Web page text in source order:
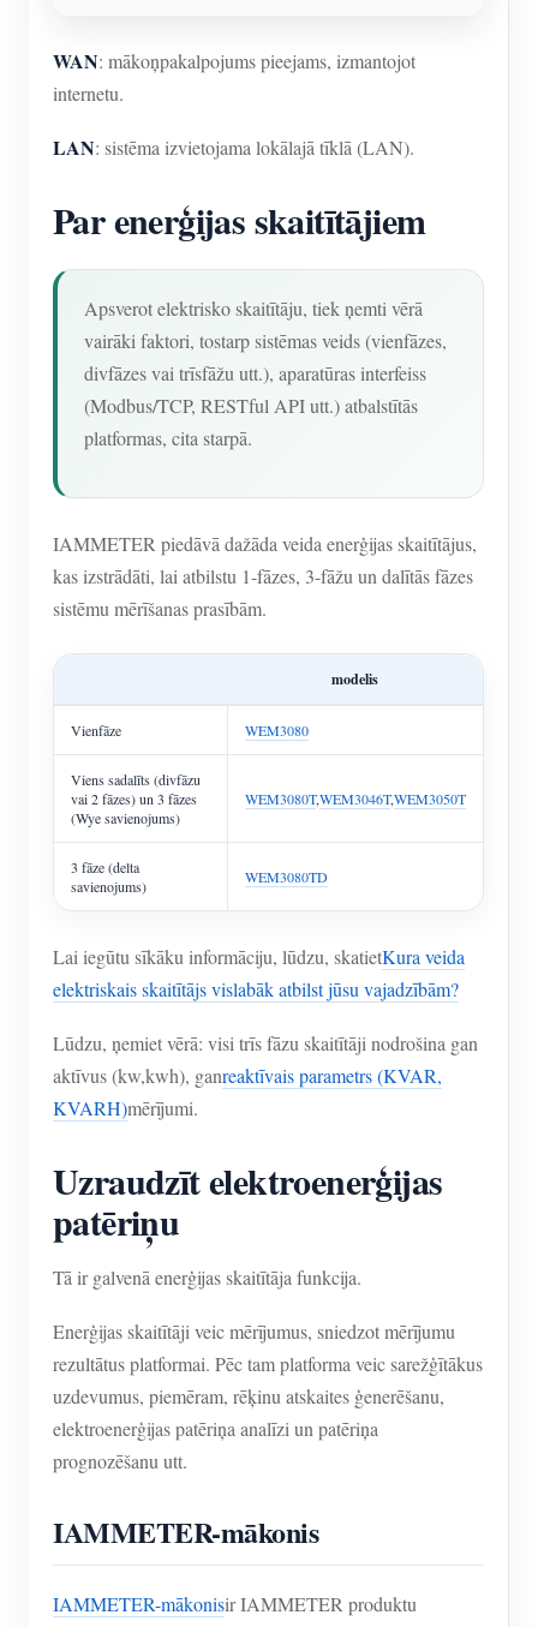
WAN: mākoņpakalpojums pieejams, izmantojot
internetu.
LAN: sistēma izvietojama lokālajā tīklā (LAN).
Par enerģijas skaitītājiem
Apsverot elektrisko skaitītāju, tiek ņemti vērā
vairāki faktori, tostarp sistēmas veids (vienfāzes,
divfāzes vai trīsfāžu utt.), aparatūras interfeiss
(Modbus/TCP, RESTful API utt.) atbalstītās
platformas, cita starpā.
IAMMETER piedāvā dažāda veida enerģijas skaitītājus,
kas izstrādāti, lai atbilstu 1-fāzes, 3-fāžu un dalītās fāzes
sistēmu mērīšanas prasībām.
modelis
Vienfāze WEM3080
Viens sadalīts (divfāzu
vai 2 fāzes) un 3 fāzes
(Wye savienojums)
WEM3080T,WEM3046T,WEM3050T
3 fāze (delta
savienojums)
WEM3080TD
Lai iegūtu sīkāku informāciju, lūdzu, skatietKura veida
elektriskais skaitītājs vislabāk atbilst jūsu vajadzībām?
Lūdzu, ņemiet vērā: visi trīs fāzu skaitītāji nodrošina gan
aktīvus (kw,kwh), ganreaktīvais parametrs (KVAR,
KVARH)mērījumi.
Uzraudzīt elektroenerģijas
patēriņu
Tā ir galvenā enerģijas skaitītāja funkcija.
Enerģijas skaitītāji veic mērījumus, sniedzot mērījumu
rezultātus platformai. Pēc tam platforma veic sarežģītākus
uzdevumus, piemēram, rēķinu atskaites ģenerēšanu,
elektroenerģijas patēriņa analīzi un patēriņa
prognozēšanu utt.
IAMMETER-mākonis
IAMMETER-mākonisir IAMMETER produktu